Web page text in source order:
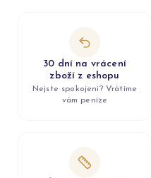
30 dní na vrácení
zboží z eshopu
Nejste spokojeni? Vrátíme
vám peníze